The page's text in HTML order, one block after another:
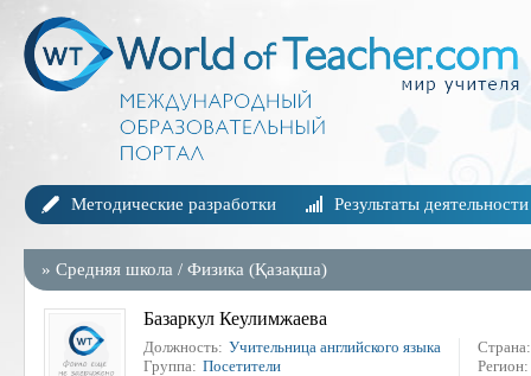
Методические разработки Результаты деятельности
» Средняя школа / Физика (Қазақша)
Базаркул Кеулимжаева
Должность: Учительница английского языка
Группа: Посетители
Страна:
Регион: